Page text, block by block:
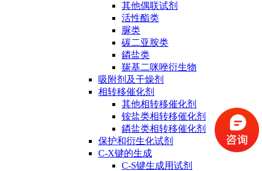
其他偶联试剂
活性酯类
脲类
碳二亚胺类
鏻盐类
羰基二咪唑衍生物
吸附剂及干燥剂
相转移催化剂
其他相转移催化剂
铵盐类相转移催化剂
鏻盐类相转移催化剂
保护和衍生化试剂
C-X键的生成
C-S键生成用试剂